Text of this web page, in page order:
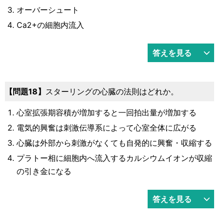
オーバーシュート
Ca2+の細胞内流入
答えを見る
18 スターリングの心臓の法則はどれか。
心室拡張期容積が増加すると一回拍出量が増加する
電気的興奮は刺激伝導系によって心室全体に広がる
心臓は外部から刺激がなくても自発的に興奮・収縮する
プラトー相に細胞内へ流入するカルシウムイオンが収縮
の引き金になる
答えを見る